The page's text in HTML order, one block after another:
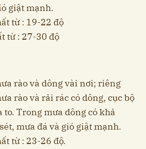
giật mạnh.
từ : 19-22 độ
từ : 27-30 độ
rào và dông vài nơi; riêng
rào và rải rác có dông, cục bộ
to. Trong mưa dông có khả
mưa đá và gió giật mạnh.
từ : 23-26 độ.